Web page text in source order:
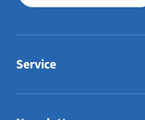
Service